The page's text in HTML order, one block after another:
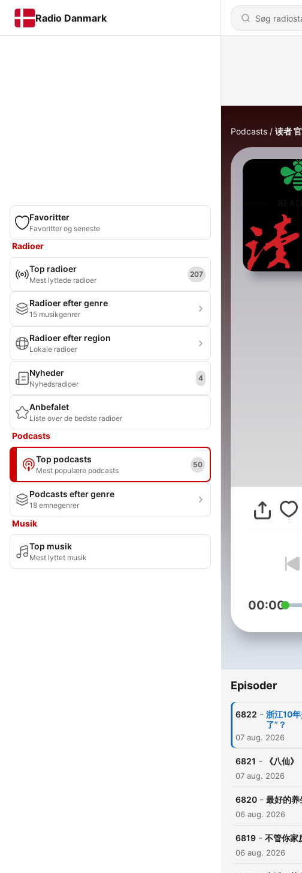
Radio Danmark
Favoritter
Favoritter og seneste
Radioer
Top radioer
Mest lyttede radioer
207
Radioer efter genre
15 musikgenrer
Radioer efter region
Lokale radioer
Nyheder
Nyhedsradioer
4
Anbefalet
Liste over de bedste radioer
Podcasts
Top podcasts
Mest populære podcasts
50
Podcasts efter genre
18 emnegenrer
Musik
Top musik
Mest lyttet musik
Podcasts 读者
00:00
Episoder
6822 - 浙江10
了”？
07 aug. 2026
6821 - 《八仙
07 aug. 2026
6820 - 最好的养
06 aug. 2026
6819 - 不管你家
06 aug. 2026